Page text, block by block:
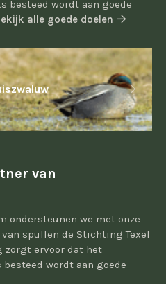
besteed wordt aan goede
alle goede doelen
van
ondersteunen we met onze
spullen de Stichting Texel
zorgt ervoor dat het
wordt aan goede